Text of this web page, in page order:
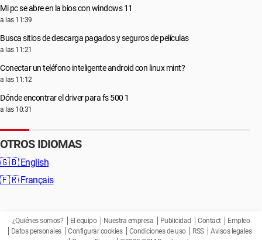
Mi pc se abre en la bios con windows 11
a las 11:39
Busca sitios de descarga pagados y seguros de películas
a las 11:21
Conectar un teléfono inteligente android con linux mint?
a las 11:12
Dónde encontrar el driver para fs 500 1
a las 10:31
OTROS IDIOMAS
🇬🇧 English
🇫🇷 Français
¿Quiénes somos? El equipo Nuestra empresa Publicidad Contact
Empleo
Datos personales
Configurar cookies Condiciones de uso RSS
Avisos legales